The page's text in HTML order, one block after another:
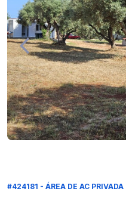
#424181 - ÁREA DE AC PRIVADA